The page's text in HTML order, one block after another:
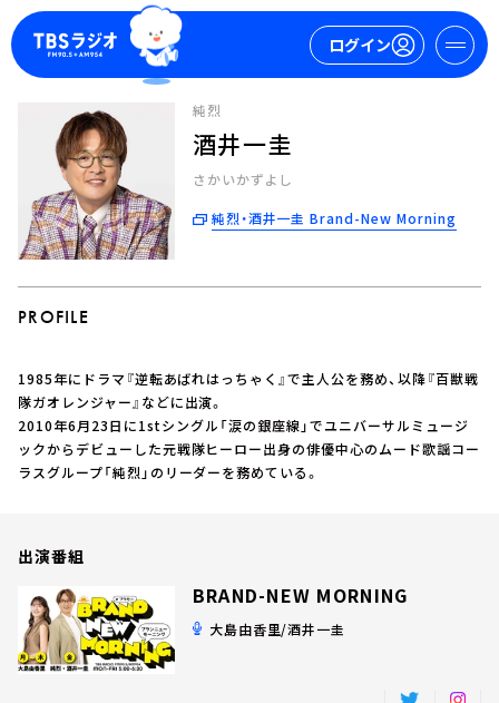
ログイン
マイページ
ログイン
今日の番組表
週間番組表
トピックス
TBS Podcast
YouTube
会社情報
純烈
酒井一圭
さかいかずよし
純烈・酒井一圭 Brand-New Morning
PROFILE
1985年にドラマ『逆転あばれはっちゃく』で主人公を務め、以降『百獣戦
隊ガオレンジャー』などに出演。
2010年6月23日に1stシングル「涙の銀座線」でユニバーサルミュージ
ックからデビューした元戦隊ヒーロー出身の俳優中心のムード歌謡コー
ラスグループ「純烈」のリーダーを務めている。
出演番組
BRAND-NEW MORNING
大島由香里/酒井一圭